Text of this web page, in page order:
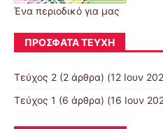
Ένα περιοδικό για μας
ΠΡΌΣΦΑΤΑ ΤΕΎΧΗ
Τεύχος 2 (2 άρθρα) (12 Ιουν
Τεύχος 1 (6 άρθρα) (16 Ιουν